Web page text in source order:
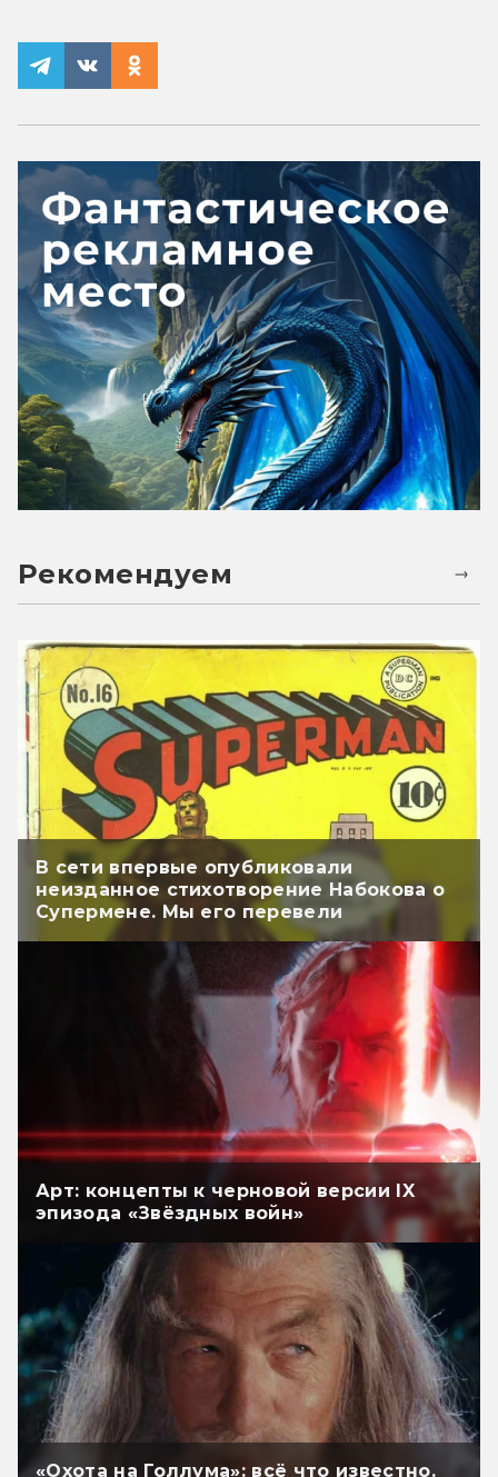
Рекомендуем
В сети впервые опубликовали
неизданное стихотворение Набокова о
Супермене. Мы его перевели
Арт: концепты к черновой версии IX
эпизода «Звёздных войн»
«Охота на Голлума»: всё что известно.